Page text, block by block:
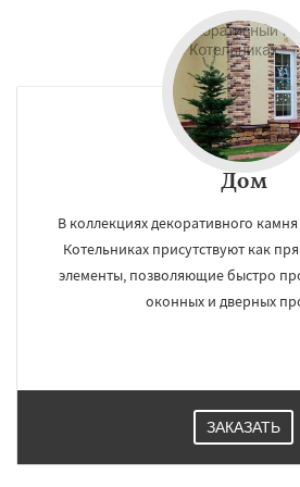
Дом
В коллекциях декоративного
Котельниках присутствуют как
элементы, позволяющие быстро
оконных и дверных
ЗАКАЗАТЬ